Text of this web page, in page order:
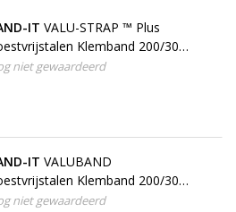
IT VALU-STRAP ™ Plus
Klemband 200/300
niet gewaardeerd
IT VALUBAND
Klemband 200/300
niet gewaardeerd